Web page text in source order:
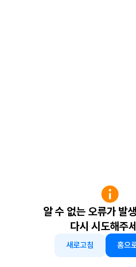
알 수 없는 오류가 발
다시 시도해주
새로고침 홈으